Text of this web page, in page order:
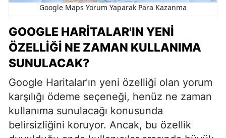
Google Maps Yorum Yaparak Para Kazanma
GOOGLE HARITALAR'IN YENI
ÖZELLIĞI NE ZAMAN KULLANIMA
SUNULACAK?
Google Haritalar'ın yeni özelliği olan yorum
karşılığı ödeme seçeneği, henüz ne zaman
kullanıma sunulacağı konusunda
belirsizliğini koruyor. Ancak, bu özellik